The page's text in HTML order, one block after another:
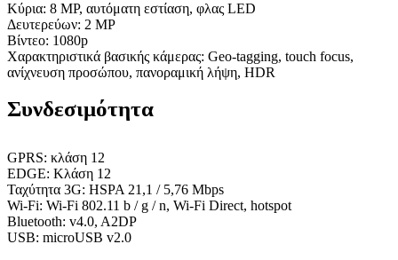
Κύρια: 8 MP, αυτόματη εστίαση, φλας LED
Δευτερεύων: 2 MP
Βίντεο: 1080p
Χαρακτηριστικά βασικής κάμερας: Geo-tagging, touch focus,
ανίχνευση προσώπου, πανοραμική λήψη, HDR
Συνδεσιμότητα
GPRS: κλάση 12
EDGE: Κλάση 12
Ταχύτητα 3G: HSPA 21,1 / 5,76 Mbps
Wi-Fi: Wi-Fi 802.11 b / g / n, Wi-Fi Direct, hotspot
Bluetooth: v4.0, A2DP
USB: microUSB v2.0